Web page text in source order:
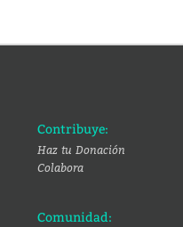
Contribuye:
Haz tu Donación
Colabora
Comunidad: